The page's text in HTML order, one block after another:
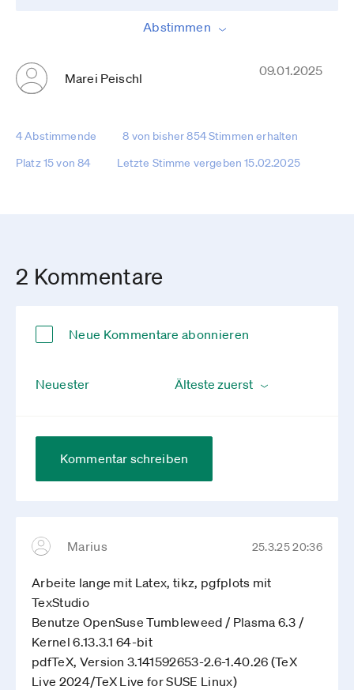
Abstimmen
Marei Peischl 09.01.2025
4 Abstimmende
8 von bisher 854 Stimmen erhalten
Platz 15 von 84
Letzte Stimme vergeben 15.02.2025
2 Kommentare
Neue Kommentare abonnieren
Neuester
Kommentar schreiben
Marius 25.3.25 20:36
Arbeite lange mit Latex, tikz, pgfplots mit
TexStudio
Benutze OpenSuse Tumbleweed / Plasma 6.3 /
Kernel 6.13.3.1 64-bit
pdfTeX, Version 3.141592653-2.6-1.40.26 (TeX
Live 2024/TeX Live for SUSE Linux)